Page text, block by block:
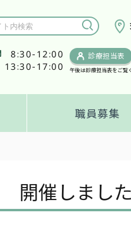
8:30-12:00
13:30-17:00
診療担当表
午後は診療担当表をご覧
職員募集
開催しました